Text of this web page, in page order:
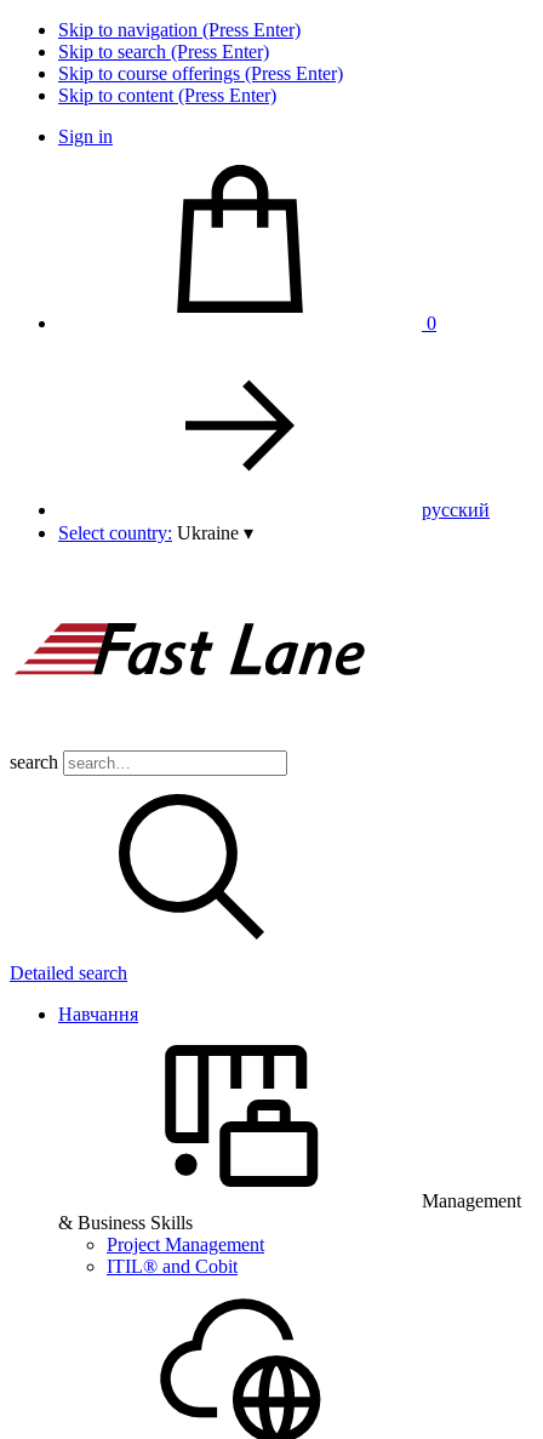
Skip to navigation (Press Enter)
Skip to search (Press Enter)
Skip to course offerings (Press Enter)
Skip to content (Press Enter)
Sign in
0
pусский
Select country: Ukraine ▾
search
Detailed search
Навчання
Management
& Business Skills
Project Management
ITIL® and Cobit